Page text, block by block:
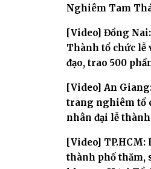
Nghiêm Tam
[Video] Đồng Nai:
Thành tổ chức lễ
đạo, trao 500
[Video] An
trang nghiêm tổ
nhân đại lễ
[Video] TP.HCM:
thành phố thăm,